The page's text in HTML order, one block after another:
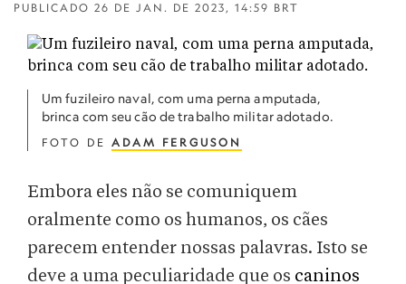
PUBLICADO 26 DE JAN. DE 2023, 14:59 BRT
Um fuzileiro naval, com uma perna amputada,
brinca com seu cão de trabalho militar adotado.
FOTO DE ADAM FERGUSON
Embora eles não se comuniquem
oralmente como os humanos, os cães
parecem entender nossas palavras. Isto se
deve a uma peculiaridade que os caninos